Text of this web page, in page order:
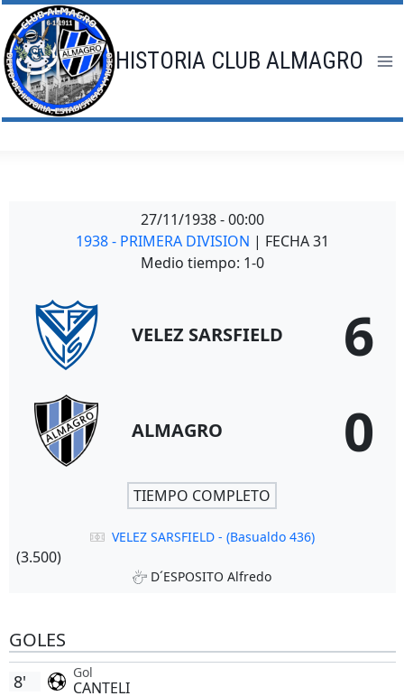
Saltar
al
contenido
HISTORIA CLUB ALMAGRO
27/11/1938 - 00:00
1938 - PRIMERA DIVISION | FECHA 31
Medio tiempo: 1-0
VELEZ SARSFIELD 6
ALMAGRO 0
TIEMPO COMPLETO
VELEZ SARSFIELD - (Basualdo 436)
(3.500)
D´ESPOSITO Alfredo
GOLES
Gol
CANTELI
8'